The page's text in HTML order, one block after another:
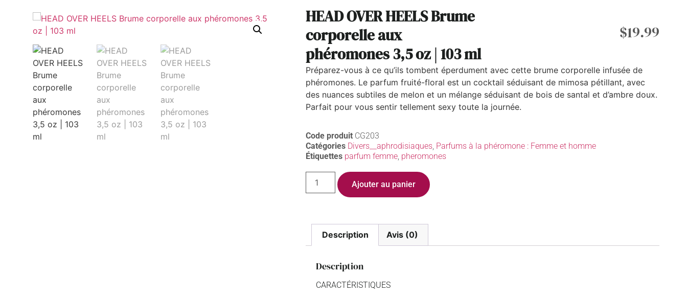
HEAD OVER HEELS Brume
corporelle aux
phéromones 3,5 oz | 103 ml
$19.99
Préparez-vous à ce qu’ils tombent éperdument avec cette brume corporelle infusée de
phéromones. Le parfum fruité-floral est un cocktail séduisant de mimosa pétillant, avec
des nuances subtiles de melon et un mélange séduisant de bois de santal et d’ambre doux.
Parfait pour vous sentir tellement sexy toute la journée.
Code produit CG203
Catégories Divers__aphrodisiaques Parfums à la phéromone : Femme et homme
Étiquettes parfum femme pheromones
Ajouter au panier
Description Avis (0)
Description
CARACTÉRISTIQUES